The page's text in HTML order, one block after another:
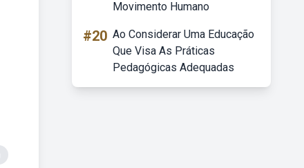
Movimento Humano
#20 Ao Considerar Uma Educação
Que Visa As Práticas
Pedagógicas Adequadas